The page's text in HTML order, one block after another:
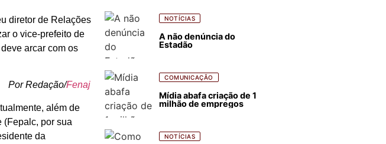
diretor de Relações
o vice-prefeito de
arcar com os
Por Redação/Fenaj
além de
(Fepalc, por sua
da
NOTÍCIAS
A não denúncia do
Estadão
COMUNICAÇÃO
Mídia abafa criação de 1
milhão de empregos
NOTÍCIAS